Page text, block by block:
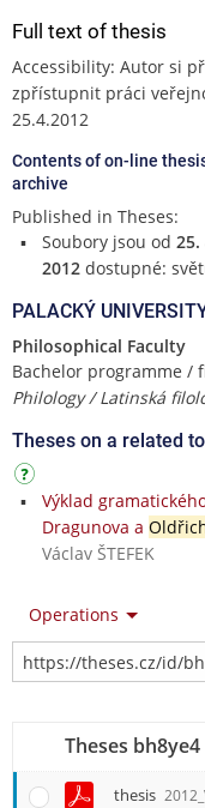
Full text of thesis
Accessibility: Autor si
zpřístupnit práci
25.4.2012
Contents of on-line
archive
Published in Theses:
Soubory jsou od 25.
2012dostupné:
PALACKÝ
Philosophical Faculty
Bachelor programme /
Philology / Latinská
Theses on a related
Výklad
Dragunova a
Václav ŠTEFEK
Operations
Theses bh8ye4
thesis